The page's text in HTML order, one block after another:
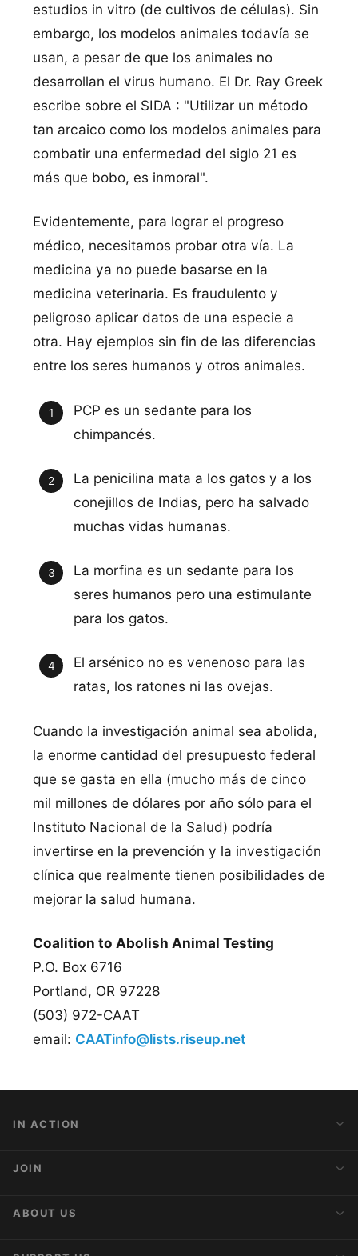
estudios in vitro (de cultivos de células). Sin
embargo, los modelos animales todaví­a se
usan, a pesar de que los animales no
desarrollan el virus humano. El Dr. Ray Greek
escribe sobre el SIDA : "Utilizar un método
tan arcaico como los modelos animales para
combatir una enfermedad del siglo 21 es
más que bobo, es inmoral".
Evidentemente, para lograr el progreso
médico, necesitamos probar otra ví­a. La
medicina ya no puede basarse en la
medicina veterinaria. Es fraudulento y
peligroso aplicar datos de una especie a
otra. Hay ejemplos sin fin de las diferencias
entre los seres humanos y otros animales.
PCP es un sedante para los
chimpancés.
La penicilina mata a los gatos y a los
conejillos de Indias, pero ha salvado
muchas vidas humanas.
La morfina es un sedante para los
seres humanos pero una estimulante
para los gatos.
El arsénico no es venenoso para las
ratas, los ratones ni las ovejas.
Cuando la investigación animal sea abolida,
la enorme cantidad del presupuesto federal
que se gasta en ella (mucho más de cinco
mil millones de dólares por año sólo para el
Instituto Nacional de la Salud) podrí­a
invertirse en la prevención y la investigación
clí­nica que realmente tienen posibilidades de
mejorar la salud humana.
Coalition to Abolish Animal Testing
P.O. Box 6716
Portland, OR 97228
(503) 972-CAAT
email: CAATinfo@lists.riseup.net
IN ACTION
Action Alerts
JOIN
Activist Network
ABOUT US
About AnimaNaturalis